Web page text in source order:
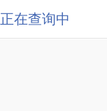
正在查询中